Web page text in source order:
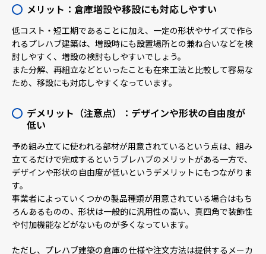
メリット：倉庫増設や移設にも対応しやすい
低コスト・短工期であることに加え、一定の形状やサイズで作ら
れるプレハブ建築は、増設時にも設置場所との兼ね合いなどを検
討しやすく、増設の検討もしやすいでしょう。
また分解、再組立などといったことも在来工法と比較して容易な
ため、移設にも対応しやすくなっています。
デメリット（注意点）：デザインや形状の自由度が
低い
予め組み立てに使われる部材が用意されているという点は、組み
立てるだけで完成するというブレハブのメリットがある一方で、
デザインや形状の自由度が低いというデメリットにもつながりま
す。
事業者によっていくつかの製品種類が用意されている場合はもち
ろんあるものの、形状は一般的に汎用性の高い、真四角で装飾性
や付加機能などがないものが多くなっています。
ただし、プレハブ建築の倉庫の仕様や注文方法は提供するメーカ